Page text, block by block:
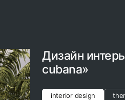
Дизайн
cubana»
interior design